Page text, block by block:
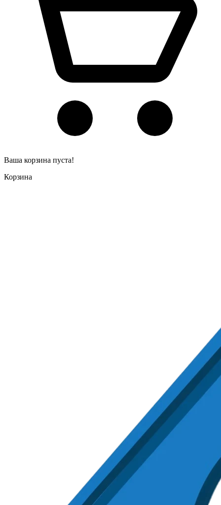
Ваша корзина пуста!
Корзина